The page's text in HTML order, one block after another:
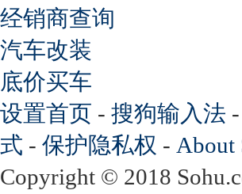
经销商查询
汽车改装
底价买车
设置首页 - 搜狗输入法 -
式 - 保护隐私权 - About
Copyright © 2018